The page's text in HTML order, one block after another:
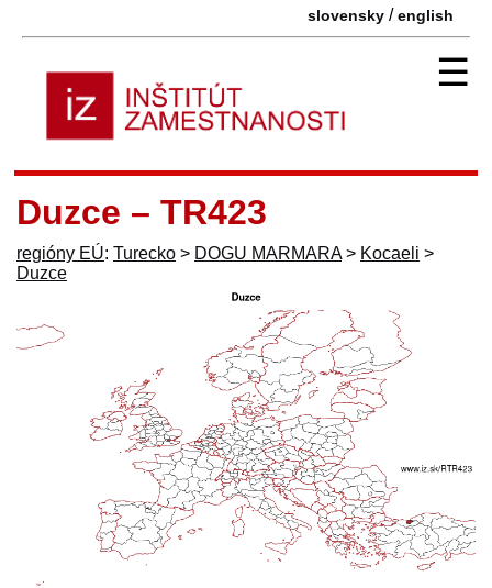
slovensky /english
☰
Duzce – TR423
regióny EÚ: Turecko > DOGU MARMARA> Kocaeli >
Duzce